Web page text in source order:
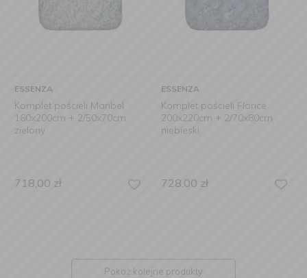
ESSENZA
Komplet pościeli Maribel
160x200cm + 2/50x70cm
zielony
718,00 zł
ESSENZA
Komplet pościeli Florice
200x220cm + 2/70x80cm
niebieski
728,00 zł
Pokaż kolejne produkty